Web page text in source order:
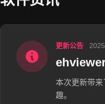
更新公告
本次更新带
趣。